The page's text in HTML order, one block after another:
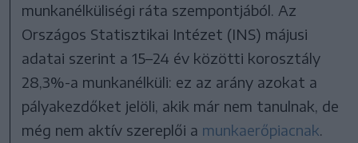
munkanélküliségi ráta szempontjából. Az
Országos Statisztikai Intézet (INS) májusi
adatai szerint a 15–24 év közötti korosztály
28,3%-a munkanélküli: ez az arány azokat a
pályakezdőket jelöli, akik már nem tanulnak, de
még nem aktív szereplői a munkaerőpiacnak.